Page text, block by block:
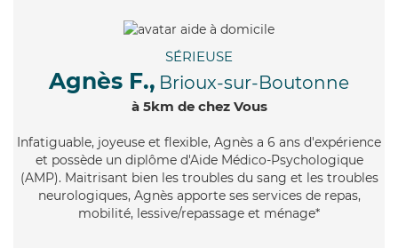
SÉRIEUSE
Agnès F., Brioux-sur-Boutonne
à 5km de chez Vous
Infatiguable, joyeuse et flexible, Agnès a 6 ans d'expérience
et possède un diplôme d'Aide Médico-Psychologique
(AMP). Maitrisant bien les troubles du sang et les troubles
neurologiques, Agnès apporte ses services de repas,
mobilité, lessive/repassage et ménage*